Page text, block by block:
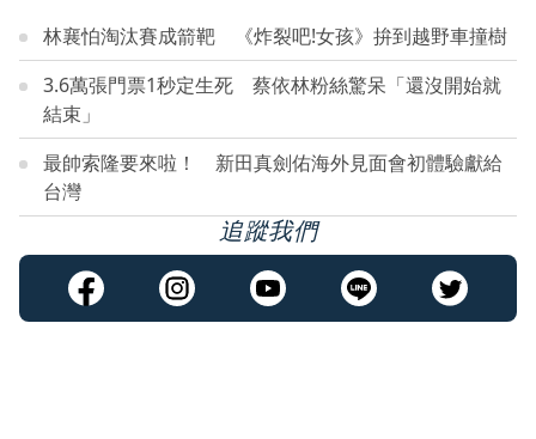
林襄怕淘汰賽成箭靶 《炸裂吧!女孩》拚到越野車撞樹
3.6萬張門票1秒定生死 蔡依林粉絲驚呆「還沒開始就
結束」
最帥索隆要來啦！ 新田真劍佑海外見面會初體驗獻給
台灣
追蹤我們